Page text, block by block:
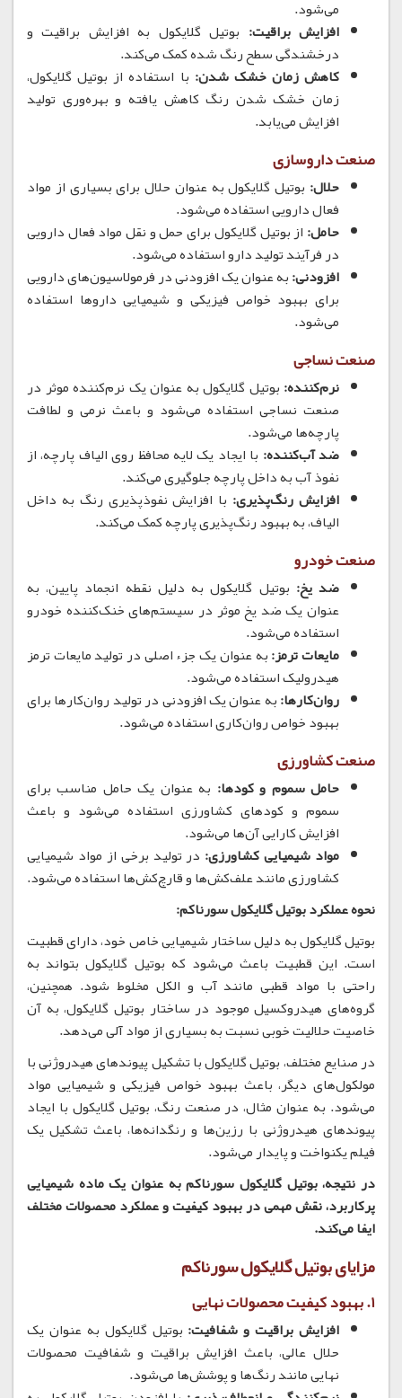
می‌شود.
افزایش براقیت: بوتیل گلایکول به افزایش براقیت و
درخشندگی سطح رنگ شده کمک می‌کند.
کاهش زمان خشک شدن: با استفاده از بوتیل گلایکول،
زمان خشک شدن رنگ کاهش یافته و بهره‌وری تولید
افزایش می‌یابد.
صنعت داروسازی
حلال: بوتیل گلایکول به عنوان حلال برای بسیاری از مواد
فعال دارویی استفاده می‌شود.
حامل: از بوتیل گلایکول برای حمل و نقل مواد فعال دارویی
در فرآیند تولید دارو استفاده می‌شود.
افزودنی:به عنوان یک افزودنی در فرمولاسیون‌های دارویی
برای بهبود خواص فیزیکی و شیمیایی داروها استفاده
می‌شود.
صنعت نساجی
نرم‌کننده: بوتیل گلایکول به عنوان یک نرم‌کننده موثر در
صنعت نساجی استفاده می‌شود و باعث نرمی و لطافت
پارچه‌ها می‌شود.
ضد آب‌کننده: با ایجاد یک لایه محافظ روی الیاف پارچه، از
نفوذ آب به داخل پارچه جلوگیری می‌کند.
افزایش رنگ‌پذیری: با افزایش نفوذپذیری رنگ به داخل
الیاف، به بهبود رنگ‌پذیری پارچه کمک می‌کند.
صنعت خودرو
ضد یخ: بوتیل گلایکول به دلیل نقطه انجماد پایین، به
عنوان یک ضد یخ موثر در سیستم‌های خنک‌کننده خودرو
استفاده می‌شود.
مایعات ترمز:به عنوان یک جزء اصلی در تولید مایعات ترمز
هیدرولیک استفاده می‌شود.
روان‌کارها:به عنوان یک افزودنی در تولید روان‌کارها برای
بهبود خواص روان‌کاری استفاده می‌شود.
صنعت کشاورزی
حامل سموم و کودها: به عنوان یک حامل مناسب برای
سموم و کودهای کشاورزی استفاده می‌شود و باعث
افزایش کارایی آن‌ها می‌شود.
مواد شیمیایی کشاورزی: در تولید برخی از مواد شیمیایی
کشاورزی مانند علف‌کش‌ها و قارچ‌کش‌ها استفاده می‌شود.
نحوه عملکرد بوتیل گلایکول سورناکم:
بوتیل گلایکول به دلیل ساختار شیمیایی خاص خود، دارای قطبیت
است. این قطبیت باعث می‌شود که بوتیل گلایکول بتواند به
راحتی با مواد قطبی مانند آب و الکل مخلوط شود. همچنین،
گروه‌های هیدروکسیل موجود در ساختار بوتیل گلایکول، به آن
خاصیت حلالیت خوبی نسبت به بسیاری از مواد آلی می‌دهد.
در صنایع مختلف، بوتیل گلایکول با تشکیل پیوندهای هیدروژنی با
مولکول‌های دیگر، باعث بهبود خواص فیزیکی و شیمیایی مواد
می‌شود. به عنوان مثال، در صنعت رنگ، بوتیل گلایکول با ایجاد
پیوندهای هیدروژنی با رزین‌ها و رنگدانه‌ها، باعث تشکیل یک
فیلم یکنواخت و پایدار می‌شود.
در نتیجه، بوتیل گلایکول سورناکم به عنوان یک ماده شیمیایی
پرکاربرد، نقش مهمی در بهبود کیفیت و عملکرد محصولات مختلف
ایفا می‌کند.
مزایای بوتیل گلایکول سورناکم
1. بهبود کیفیت محصولات نهایی
افزایش براقیت و شفافیت: بوتیل گلایکول به عنوان یک
حلال عالی، باعث افزایش براقیت و شفافیت محصولات
نهایی مانند رنگ‌ها و پوشش‌ها می‌شود.